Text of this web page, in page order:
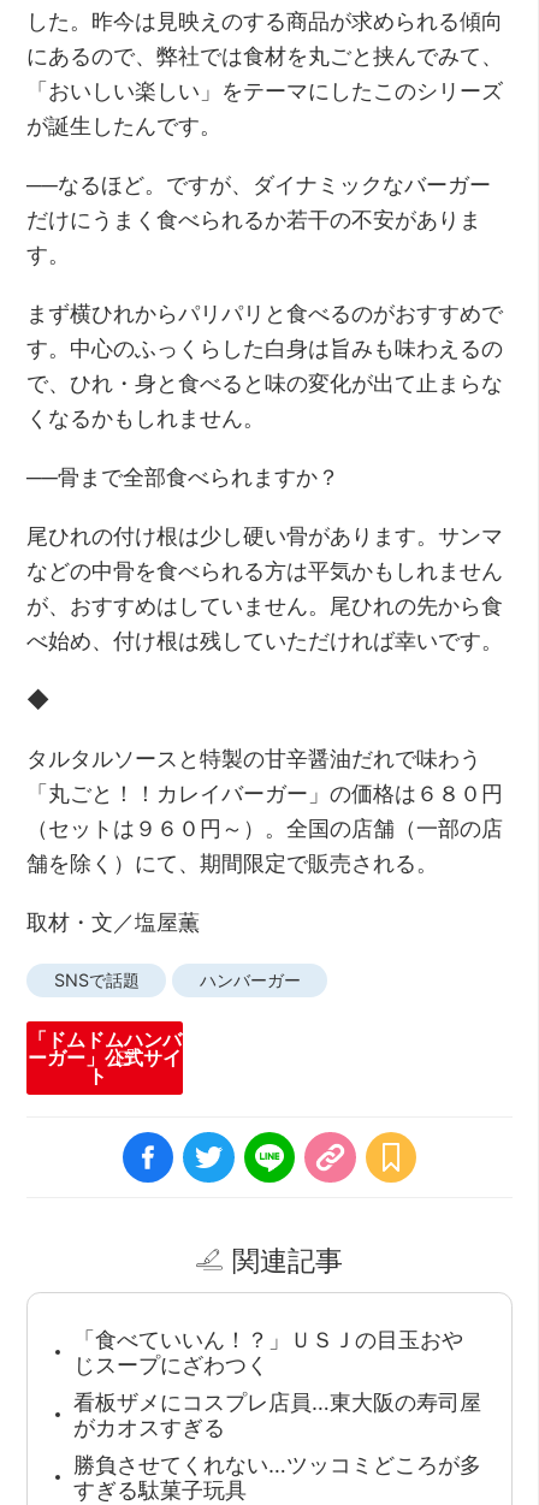
した。昨今は見映えのする商品が求められる傾向
にあるので、弊社では食材を丸ごと挟んでみて、
「おいしい楽しい」をテーマにしたこのシリーズ
が誕生したんです。
──なるほど。ですが、ダイナミックなバーガー
だけにうまく食べられるか若干の不安がありま
す。
まず横ひれからパリパリと食べるのがおすすめで
す。中心のふっくらした白身は旨みも味わえるの
で、ひれ・身と食べると味の変化が出て止まらな
くなるかもしれません。
──骨まで全部食べられますか？
尾ひれの付け根は少し硬い骨があります。サンマ
などの中骨を食べられる方は平気かもしれません
が、おすすめはしていません。尾ひれの先から食
べ始め、付け根は残していただければ幸いです。
◆
タルタルソースと特製の甘辛醤油だれで味わう
「丸ごと！！カレイバーガー」の価格は６８０円
（セットは９６０円～）。全国の店舗（一部の店
舗を除く）にて、期間限定で販売される。
取材・文／塩屋薫
SNSで話題 ハンバーガー
「ドムドムハンバ
ーガー」公式サイ
ト
関連記事
「食べていいん！？」ＵＳＪの目玉おや
じスープにざわつく
看板ザメにコスプレ店員…東大阪の寿司屋
がカオスすぎる
勝負させてくれない…ツッコミどころが多
すぎる駄菓子玩具